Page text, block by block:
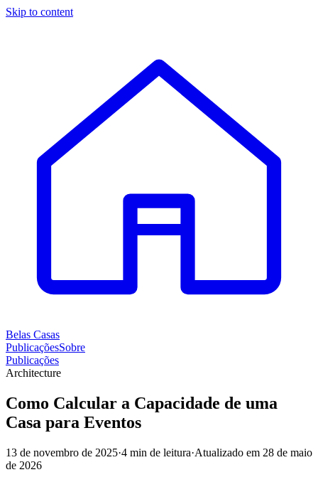
Skip to content
Belas Casas
PublicaçõesSobre
Publicações
Architecture
Como Calcular a Capacidade de uma
Casa para Eventos
13 de novembro de 2025·4 min de leitura·Atualizado em 28 de maio
de 2026